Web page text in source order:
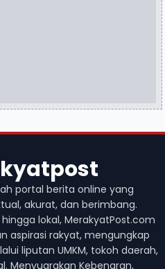
portal berita online yang
akurat, dan berimbang.
lokal, MerakyatPost.com
aspirasi rakyat, mengungkap
liputan UMKM, tokoh daerah,
Menyuarakan Kebenaran,